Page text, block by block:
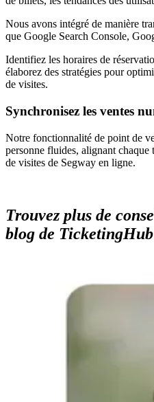
Nous avons intégré de manière
que Google Search Console,
Identifiez les horaires de
élaborez des stratégies pour
de visites.
Synchronisez les ventes
Notre fonctionnalité de point de
personne fluides, alignant chaque
de visites de Segway en ligne.
Trouvez plus de
blog de